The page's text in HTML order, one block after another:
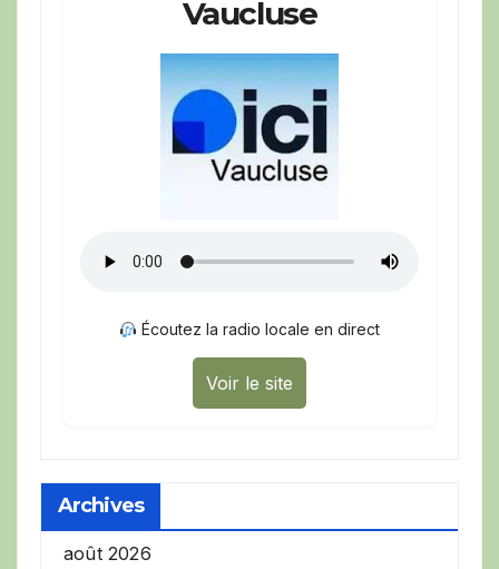
Vaucluse
Écoutez la radio locale en direct
Voir le site
Archives
août 2026